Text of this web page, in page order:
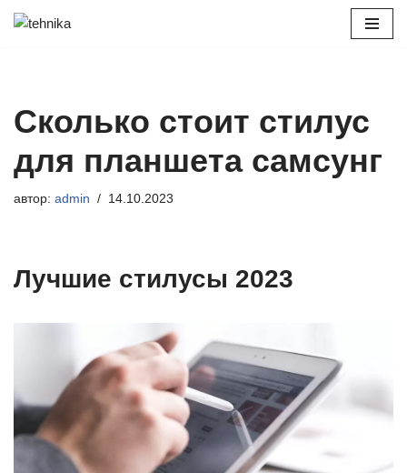
Сколько стоит стилус
для планшета самсунг
автор: admin 14.10.2023
Лучшие стилусы 2023